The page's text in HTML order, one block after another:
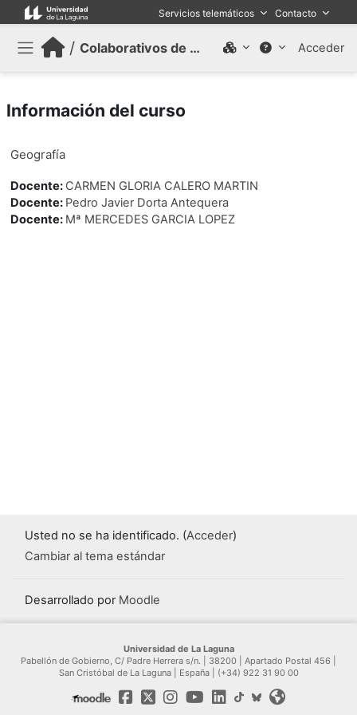
Salta al contenido principal Servicios telemáticos Contacto
/ Colaborativos de trabajo (Antiguo) Acceder
Información del curso
Geografía
Docente: CARMEN GLORIA CALERO MARTIN
Docente: Pedro Javier Dorta Antequera
Docente: Mª MERCEDES GARCIA LOPEZ
Usted no se ha identificado. (Acceder)
Cambiar al tema estándar
Desarrollado por Moodle
Universidad de La Laguna
Pabellón de Gobierno, C/ Padre Herrera s/n. | 38200 | Apartado Postal 456 |
San Cristóbal de La Laguna | España | (+34) 922 31 90 00